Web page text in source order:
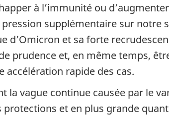
à l’immunité ou
supplémentaire sur notre
d’Omicron et sa forte
prudence et, en même temps,
accélération rapide des cas.
la vague continue causée par le
et en plus grande